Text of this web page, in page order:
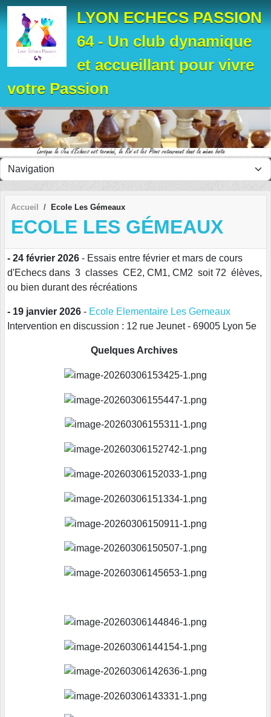
LYON ECHECS PASSION
64 - Un club dynamique
et accueillant pour vivre
votre Passion
Accueil Ecole Les Gémeaux
ECOLE LES GÉMEAUX
- 24 février 2026 - Essais entre février et mars de cours
d'Echecs dans 3 classes CE2, CM1, CM2 soit 72 élèves,
ou bien durant des récréations
- 19 janvier 2026 - Ecole Elementaire Les Gemeaux
Intervention en discussion : 12 rue Jeunet - 69005 Lyon 5e
Quelques Archives
Panneau de gestion des cookies